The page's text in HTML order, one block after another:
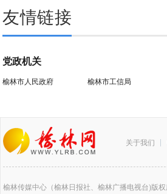
友情链接
党政机关
榆林市人民政府 榆林市工信局
关于我们
榆林传媒中心（榆林日报社、榆林广播电视台)版权